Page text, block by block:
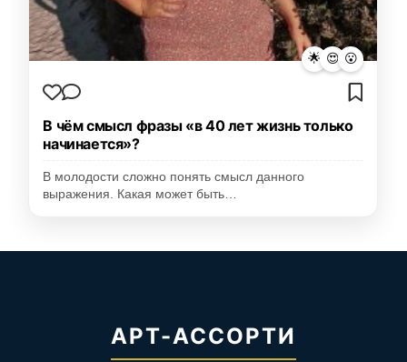
🌟 😍 😮
В чём смысл фразы «в 40 лет жизнь только
начинается»?
В молодости сложно понять смысл данного
выражения. Какая может быть…
АРТ-АССОРТИ